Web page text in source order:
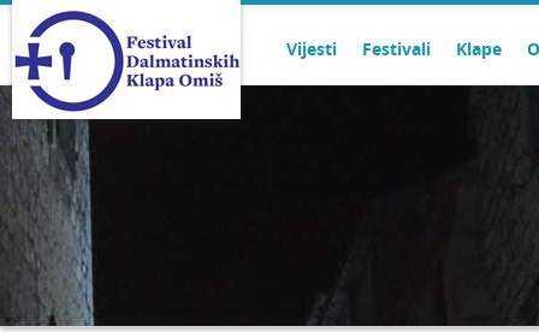
Vijesti Festivali Klape